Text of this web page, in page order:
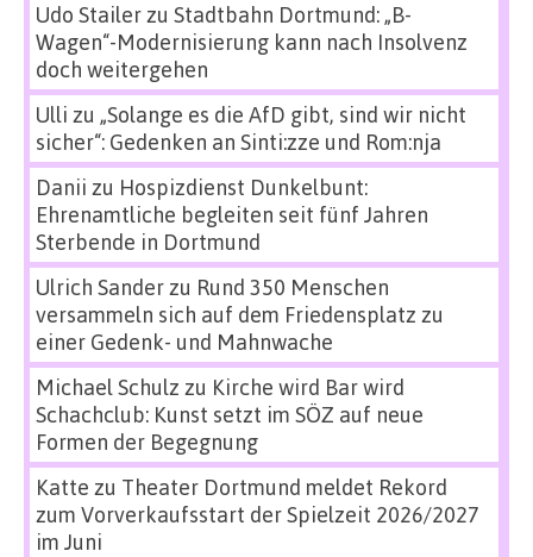
Udo Stailerzu Stadtbahn Dortmund: „B-
Wagen“-Modernisierung kann nach Insolvenz
doch weitergehen
Ulli zu „Solange es die AfD gibt, sind wir nicht
sicher“: Gedenken an Sinti:zze und Rom:nja
Danii zu Hospizdienst Dunkelbunt:
Ehrenamtliche begleiten seit fünf Jahren
Sterbende in Dortmund
Ulrich Sanderzu Rund 350 Menschen
versammeln sich auf dem Friedensplatz zu
einer Gedenk- und Mahnwache
Michael Schulz zu Kirche wird Bar wird
Schachclub: Kunst setzt im SÖZ auf neue
Formen der Begegnung
Katte zu Theater Dortmund meldet Rekord
zum Vorverkaufsstart der Spielzeit 2026/2027
im Juni